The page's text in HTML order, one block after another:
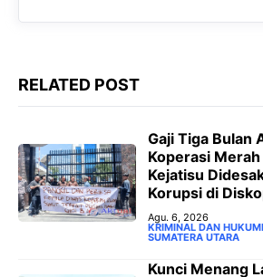
k p
me
RELATED POST
‎Gaji Tiga Bulan
Koperasi
Kejatisu
Korupsi di
Agu. 6, 2026
KRIMINAL DAN HUKUM
SUMATERA UTARA
‎Kunci Menang